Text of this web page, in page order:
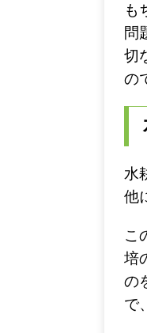
も
問
切
の
水
他
こ
培
の
で